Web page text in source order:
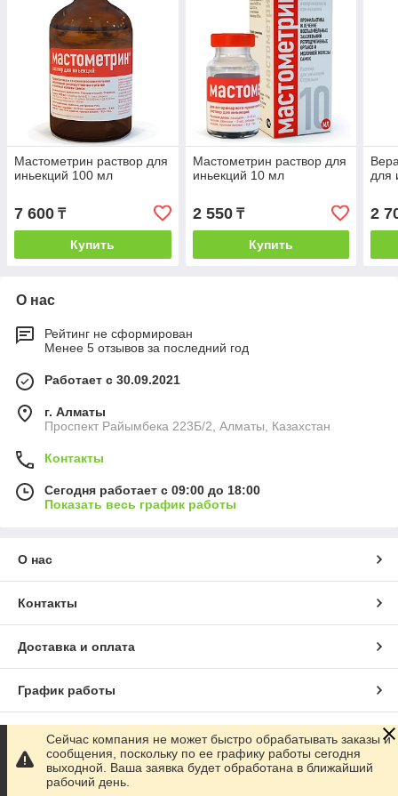
Мастометрин раствор для
иньекций 100 мл
7 600 ₸
Купить
Мастометрин раствор для
иньекций 10 мл
2 550₸
Купить
для
2
О нас
Рейтинг не сформирован
Менее 5 отзывов за последний год
Работает с 30.09.2021
г. Алматы
Проспект Райымбека 223Б/2, Алматы, Казахстан
Контакты
Сегодня работает с 09:00 до 18:00
Показать весь график работы
О нас
Контакты
Доставка и оплата
График работы
Полная версия сайта
Сайт создан на маркетплейсе Satu.kz
Сейчас компания не может быстро обрабатывать заказы и
сообщения, поскольку по ее графику работы сегодня
выходной. Ваша заявка будет обработана в ближайший
рабочий день.